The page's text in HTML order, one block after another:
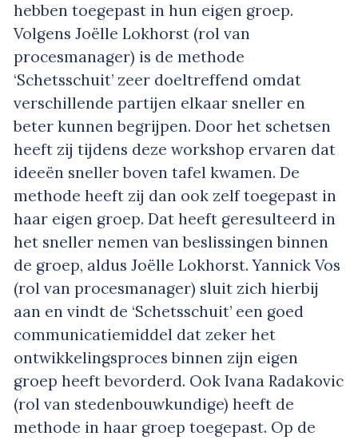
hebben toegepast in hun eigen groep.
Volgens Joëlle Lokhorst (rol van
procesmanager) is de methode
‘Schetsschuit’ zeer doeltreffend omdat
verschillende partijen elkaar sneller en
beter kunnen begrijpen. Door het schetsen
heeft zij tijdens deze workshop ervaren dat
ideeën sneller boven tafel kwamen. De
methode heeft zij dan ook zelf toegepast in
haar eigen groep. Dat heeft geresulteerd in
het sneller nemen van beslissingen binnen
de groep, aldus Joëlle Lokhorst. Yannick Vos
(rol van procesmanager) sluit zich hierbij
aan en vindt de ‘Schetsschuit’ een goed
communicatiemiddel dat zeker het
ontwikkelingsproces binnen zijn eigen
groep heeft bevorderd. Ook Ivana Radakovic
(rol van stedenbouwkundige) heeft de
methode in haar groep toegepast. Op de